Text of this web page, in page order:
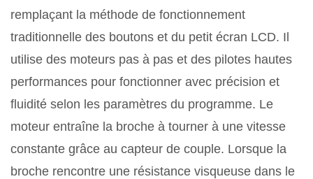
remplaçant la méthode de fonctionnement
traditionnelle des boutons et du petit écran LCD. Il
utilise des moteurs pas à pas et des pilotes hautes
performances pour fonctionner avec précision et
fluidité selon les paramètres du programme. Le
moteur entraîne la broche à tourner à une vitesse
constante grâce au capteur de couple. Lorsque la
broche rencontre une résistance visqueuse dans le